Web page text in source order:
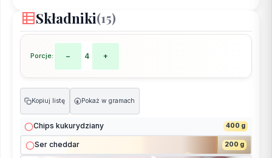
Składniki(15)
Porcje: − 4 +
Kopiuj listę g Pokaż w gramach
Chips kukurydziany 400 g
Ser cheddar 200 g